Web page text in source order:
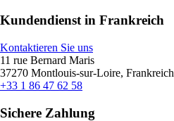
Kundendienst in Frankreich
Kontaktieren Sie uns
11 rue Bernard Maris
37270 Montlouis-sur-Loire, Frankreich
+33 1 86 47 62 58
Sichere Zahlung